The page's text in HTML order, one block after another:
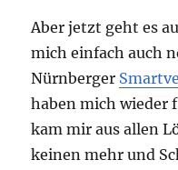
Aber jetzt geht es
mich einfach auch
Nürnberger
haben mich wieder
kam mir aus allen
keinen mehr und